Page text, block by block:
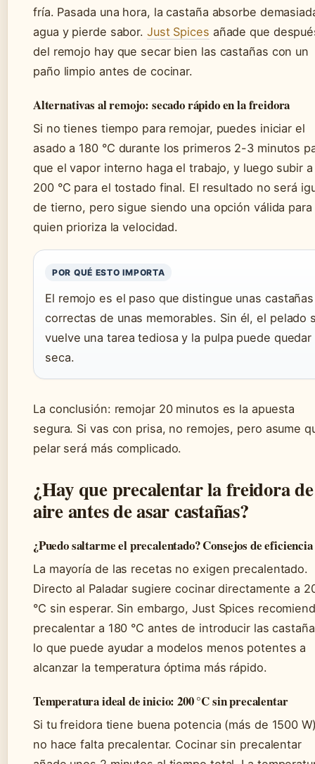
fría. Pasada una hora, la castaña absorbe
agua y pierde sabor. Just Spices añade que
del remojo hay que secar bien las castañas con un
paño limpio antes de cocinar.
Alternativas al remojo: secado rápido en la freidora
Si no tienes tiempo para remojar, puedes iniciar el
asado a 180 °C durante los primeros 2-3 minutos
que el vapor interno haga el trabajo, y luego subir a
200 °C para el tostado final. El resultado no será
de tierno, pero sigue siendo una opción válida para
quien prioriza la velocidad.
POR QUÉ ESTO IMPORTA
El remojo es el paso que distingue unas castañas
correctas de unas memorables. Sin él, el pelado
vuelve una tarea tediosa y la pulpa puede quedar
seca.
La conclusión: remojar 20 minutos es la apuesta
segura. Si vas con prisa, no remojes, pero asume
pelar será más complicado.
¿Hay que precalentar la freidora de
aire antes de asar castañas?
¿Puedo saltarme el precalentado? Consejos de eficiencia
La mayoría de las recetas no exigen precalentado.
Directo al Paladar sugiere cocinar directamente a
°C sin esperar. Sin embargo, Just Spices
precalentar a 180 °C antes de introducir las
lo que puede ayudar a modelos menos potentes a
alcanzar la temperatura óptima más rápido.
Temperatura ideal de inicio: 200 °C sin precalentar
Si tu freidora tiene buena potencia (más de 1500
no hace falta precalentar. Cocinar sin precalentar